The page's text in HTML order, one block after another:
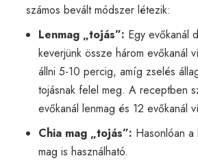
számos bevált módszer létezik:
Lenmag „tojás”: Egy evőkanál
keverjünk össze három evőkanál
állni 5-10 percig, amíg zselés
tojásnak felel meg. A receptben
evőkanál lenmag és 12 evőkanál
Chia mag „tojás”: Hasonlóan
mag is használható.